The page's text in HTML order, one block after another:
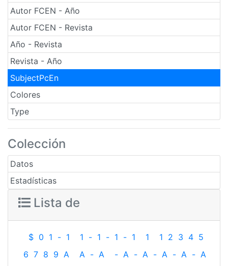
Autor FCEN - Año
Autor FCEN - Revista
Año - Revista
Revista - Año
SubjectPcEn
Colores
Type
Colección
Datos
Estadísticas
Lista de
$ 0 1 - 1 1 - 1 - 1 - 1 1 1 2 3 4 5
6 7 8 9 A A - A - A - A - A - A - A